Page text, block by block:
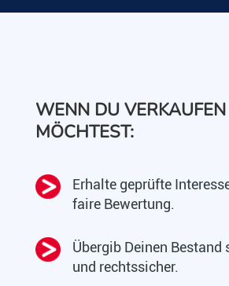
WENN DU VERKAUFEN
MÖCHTEST:
Erhalte geprüfte
faire Bewertung.
Übergib Deinen Bestand
und rechtssicher.